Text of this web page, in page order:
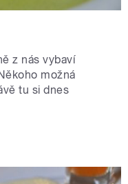
z nás vybaví
možná
tu si dnes